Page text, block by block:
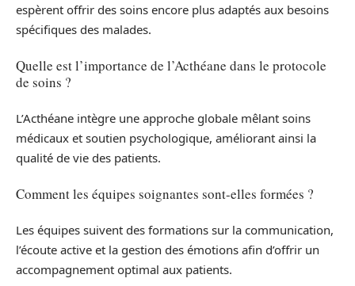
espèrent offrir des soins encore plus adaptés aux besoins
spécifiques des malades.
Quelle est l’importance de l’Acthéane dans le protocole
de soins ?
L’Acthéane intègre une approche globale mêlant soins
médicaux et soutien psychologique, améliorant ainsi la
qualité de vie des patients.
Comment les équipes soignantes sont-elles formées ?
Les équipes suivent des formations sur la communication,
l’écoute active et la gestion des émotions afin d’offrir un
accompagnement optimal aux patients.